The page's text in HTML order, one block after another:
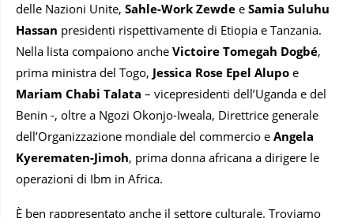
delle Nazioni Unite, Sahle-Work Zewde e Samia Suluhu
Hassan presidenti rispettivamente di Etiopia e Tanzania.
Nella lista compaiono anche Victoire Tomegah Dogbé,
prima ministra del Togo, Jessica Rose Epel Alupo e
Mariam Chabi Talata – vicepresidenti dell’Uganda e del
Benin -, oltre a Ngozi Okonjo-Iweala, Direttrice generale
dell’Organizzazione mondiale del commercio e Angela
Kyerematen-Jimoh, prima donna africana a dirigere le
operazioni di Ibm in Africa.
È ben rappresentato anche il settore culturale. Troviamo